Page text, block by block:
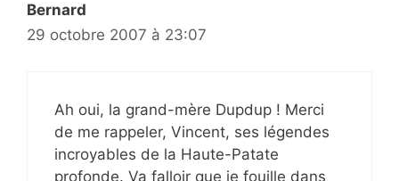
Bernard
29 octobre 2007 à 23:07
Ah oui, la grand-mère Dupdup ! Merci
de me rappeler, Vincent, ses légendes
incroyables de la Haute-Patate
profonde. Va falloir que je fouille dans